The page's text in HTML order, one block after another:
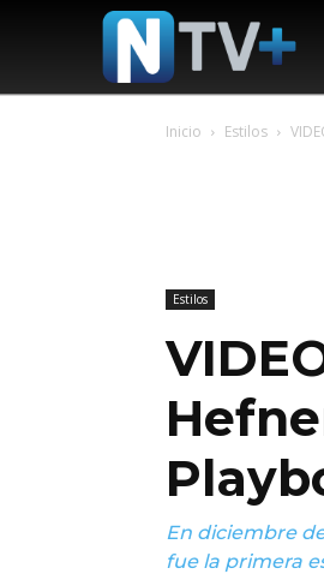
Inicio Estilos
Estilos
En diciembre
fue la primera